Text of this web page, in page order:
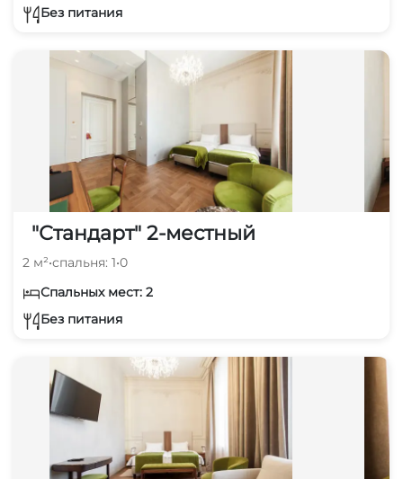
Без питания
"Стандарт" 2-местный
2 м²•спальня: 1•0
Спальных мест: 2
Без питания